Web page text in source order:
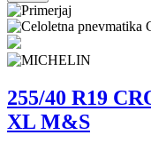
255/40 R19
XL M&S